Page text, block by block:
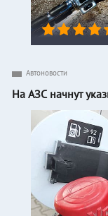
Автоновости
На АЗС начнут